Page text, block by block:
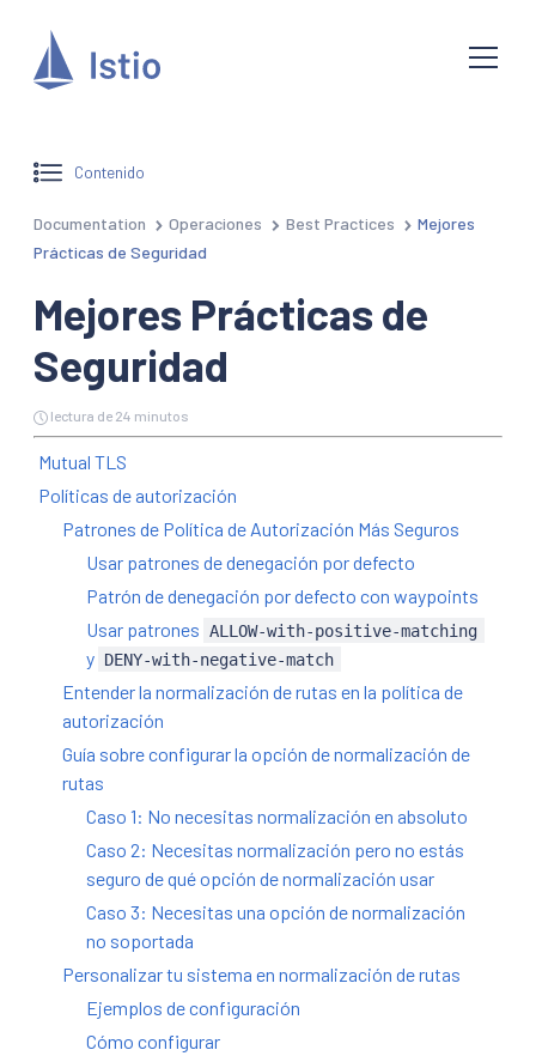
Contenido
Documentation Operaciones Best Practices
Mejores
Prácticas de Seguridad
Mejores Prácticas de
Seguridad
lectura de 24 minutos
Mutual TLS
Políticas de autorización
Patrones de Política de Autorización Más Seguros
Usar patrones de denegación por defecto
Patrón de denegación por defecto con waypoints
Usar patrones ALLOW-with-positive-matching
y DENY-with-negative-match
Entender la normalización de rutas en la política de
autorización
Guía sobre configurar la opción de normalización de
rutas
Caso 1: No necesitas normalización en absoluto
Caso 2: Necesitas normalización pero no estás
seguro de qué opción de normalización usar
Caso 3: Necesitas una opción de normalización
no soportada
Personalizar tu sistema en normalización de rutas
Ejemplos de configuración
Cómo configurar